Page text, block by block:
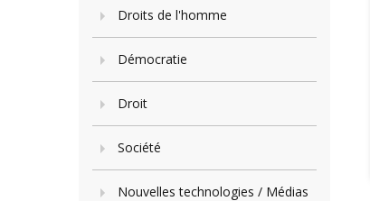
Droits de l'homme
Démocratie
Droit
Société
Nouvelles technologies / Médias